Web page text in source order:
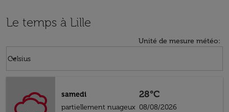
Le temps à Lille
Unité de mesure météo:
Celsius
keyboard_arrow_down
samedi
partiellement nuageux
28°C
08/08/2026